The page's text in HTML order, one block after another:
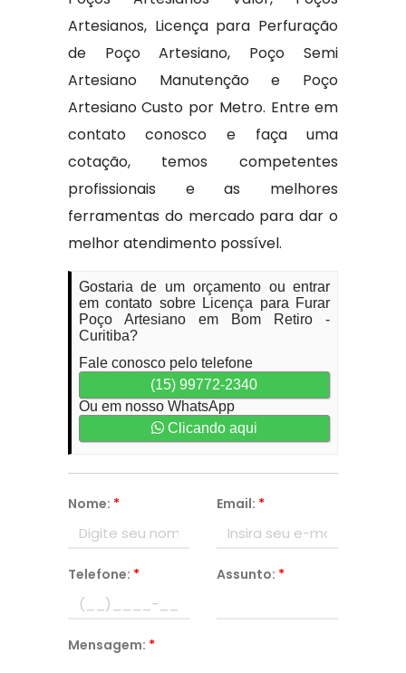
Artesianos, Licença para Perfuração
de Poço Artesiano, Poço Semi
Artesiano Manutenção e Poço
Artesiano Custo por Metro. Entre em
contato conosco e faça uma
cotação, temos competentes
profissionais e as melhores
ferramentas do mercado para dar o
melhor atendimento possível.
Gostaria de um orçamento ou entrar
em contato sobre Licença para Furar
Poço Artesiano em Bom Retiro -
Curitiba?
Fale conosco pelo telefone
(15) 99772-2340
Ou em nosso WhatsApp
Clicando aqui
Nome: * Email: *
Telefone: * Assunto: *
Mensagem: *